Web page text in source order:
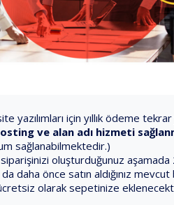
için yıllık ödeme
ve alan adı hizmeti
sağlanabilmektedir.)
oluşturduğunuz aşamada
önce satın aldığınız mevcut
olarak sepetinize